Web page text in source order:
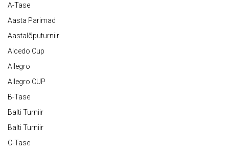
A-Tase
Aasta Parimad
Aastalõputurniir
Alcedo Cup
Allegro
Allegro CUP
B-Tase
Balti Turniir
Balti Turniir
C-Tase